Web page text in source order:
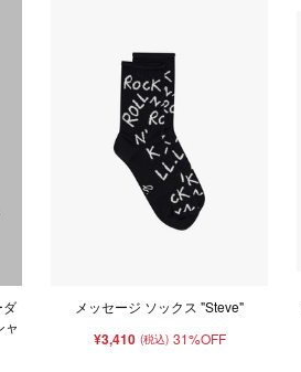
ダ
ャ
メッセージ ソックス "Steve"
¥3,410 (税込) 31%OFF